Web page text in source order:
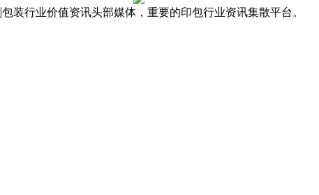
装行业价值资讯头部媒体，重要的印包行业资讯集散平台。